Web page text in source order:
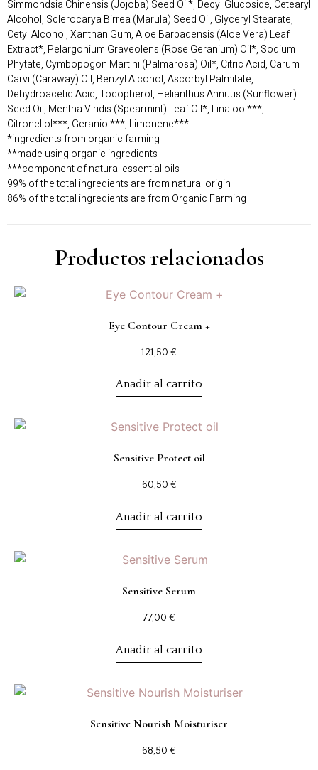
Simmondsia Chinensis (Jojoba) Seed Oil*, Decyl Glucoside, Cetearyl
Alcohol, Sclerocarya Birrea (Marula) Seed Oil, Glyceryl Stearate,
Cetyl Alcohol, Xanthan Gum, Aloe Barbadensis (Aloe Vera) Leaf
Extract*, Pelargonium Graveolens (Rose Geranium) Oil*, Sodium
Phytate, Cymbopogon Martini (Palmarosa) Oil*, Citric Acid, Carum
Carvi (Caraway) Oil, Benzyl Alcohol, Ascorbyl Palmitate,
Dehydroacetic Acid, Tocopherol, Helianthus Annuus (Sunflower)
Seed Oil, Mentha Viridis (Spearmint) Leaf Oil*, Linalool***,
Citronellol***, Geraniol***, Limonene***
*ingredients from organic farming
**made using organic ingredients
***component of natural essential oils
99% of the total ingredients are from natural origin
86% of the total ingredients are from Organic Farming
Productos relacionados
Eye Contour Cream +
121,50 €
Añadir al carrito
Sensitive Protect oil
60,50 €
Añadir al carrito
Sensitive Serum
77,00 €
Añadir al carrito
Sensitive Nourish Moisturiser
68,50 €